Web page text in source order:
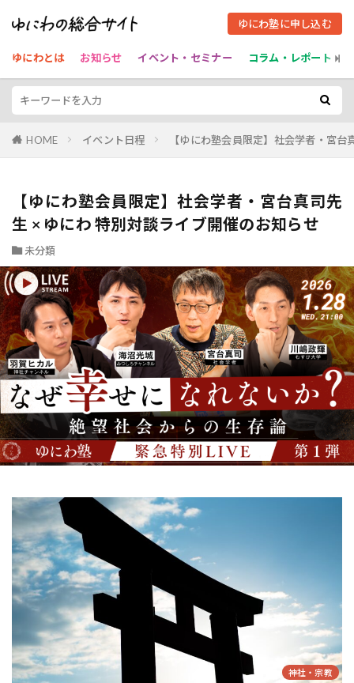
ゆにわ塾に申し込む
ゆにわとは お知らせ イベント・セミナー コラム・レポート
HOME イベント日程 【ゆにわ塾会員限定】社会学者・宮
【ゆにわ塾会員限定】社会学者・宮台真司先
生 × ゆにわ 特別対談ライブ開催のお知らせ
未分類
神社・宗教